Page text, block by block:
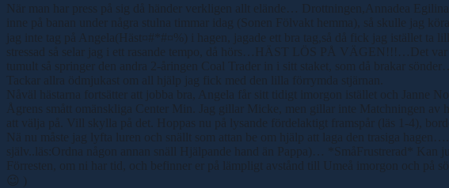
När man har press på sig då händer verkligen allt elände… Drottningen,Annadea
inne på banan under några stulna timmar idag (Sonen Fölvakt hemma), så skulle jag
jag inte tag på Angela(Häst¤#*#¤%) i hagen, jagade ett bra tag,så då fick jag istället ta
stressad så selar jag i ett rasande tempo, då hörs…HÄST LÖS PÅ VÄGEN!!!…Det
tumult så springer den andra 2-åringen Coal Trader in i sitt staket, som då brakar sönder…
Tackar allra ödmjukast om all hjälp jag fick med den lilla förrymda stjärnan.
Nåväl hästarna fortsätter att jobba bra, Angela får sitt tidigt imorgon istället och Janne
Ågrens smått omänskliga Center Min. Jag gillar Micke, men gillar inte Matchningen
att välja på. Vill skylla på det. Hoppas nu på lysande fördelaktigt framspår (läs 1-4),
Nä nu måste jag lyfta luren och snällt som attan be om hjälp att laga den trasiga
själv..läs:Ordna någon annan snäll Hjälpande hand än Pappa)… *SmåFrustrerad* Kan
Förresten, om ni har tid, och befinner er på lämpligt avstånd till Umeå imorgon och på
😉 )